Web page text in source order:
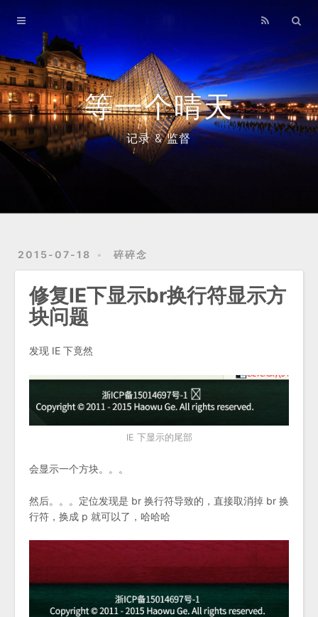
等一个晴天
记录 & 监督
2015-07-18 碎碎念
修复IE下显示br换行符显示方
块问题
发现 IE 下竟然
IE 下显示的尾部
会显示一个方块。。。
然后。。。定位发现是 br 换行符导致的，直接取消掉 br 换
行符，换成 p 就可以了，哈哈哈
Home
Archives